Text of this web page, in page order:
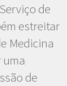
de
estreitar
Medicina
uma
de